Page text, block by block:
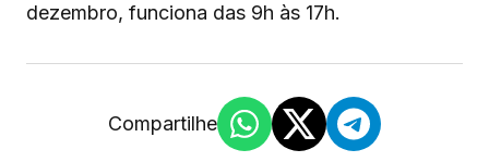
dezembro, funciona das 9h às 17h.
Compartilhe